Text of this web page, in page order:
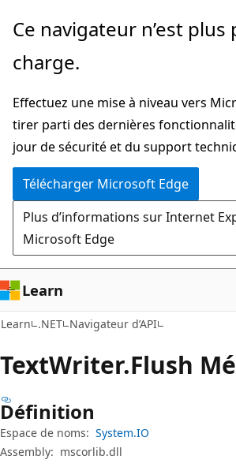
Passer
directement
au
principal
Passer
la
dans
la
page
Ce navigateur n’est plus
charge.
Effectuez une mise à niveau vers
tirer parti des dernières
jour de sécurité et du support
Télécharger Microsoft Edge
Plus d’informations sur Internet
Microsoft Edge
Learn
Learn .NET Navigateur d’API
TextWriter.Flush
Définition
Espace de noms: System.IO
Assembly: mscorlib.dll